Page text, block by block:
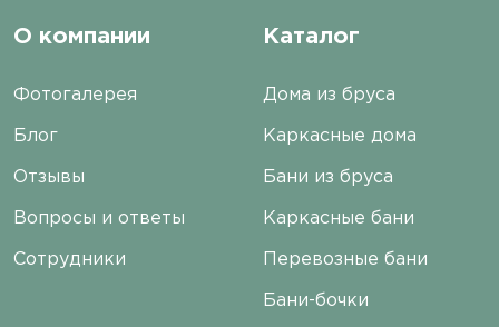
О компании
Фотогалерея
Блог
Отзывы
Вопросы и ответы
Сотрудники
Каталог
Дома из бруса
Каркасные дома
Бани из бруса
Каркасные бани
Перевозные бани
Бани-бочки